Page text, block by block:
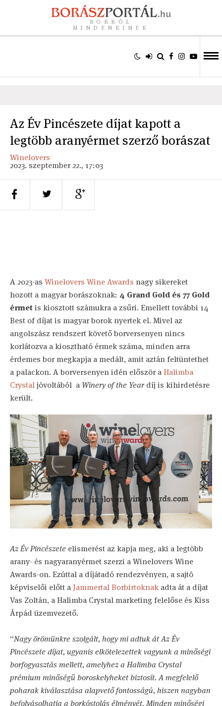
BORRÓL
MINDENKINEK
Az Év Pincészete díjat kapott a
legtöbb aranyérmet szerző borászat
Winelovers
2023. szeptember 22., 17:03
A 2023-as Winelovers Wine Awards nagy sikereket
hozott a magyar borászoknak: 4 Grand Gold és 77 Gold
érmetis kiosztott számukra a zsűri. Emellett további 14
Best of díjat is magyar borok nyertek el. Mivel az
angolszász rendszert követő borversenyen nincs
korlátozva a kiosztható érmek száma, minden arra
érdemes bor megkapja a medált, amit aztán feltüntethet
a palackon. A borversenyen idén először aHalimba
Crystaljóvoltából a Winery of the Year díj is kihirdetésre
került.
Az Év Pincészete elismerést az kapja meg, aki a legtöbb
arany- és nagyaranyérmet szerzi a Winelovers Wine
Awards-on. Ezúttal a díjátadó rendezvényen, a sajtó
képviselői előtt aJammertal Borbirtoknak adta át a díjat
Vas Zoltán, a Halimba Crystal marketing felelőse és Kiss
Árpád üzemvezető.
“Nagy örömünkre szolgált, hogy mi adtuk át Az Év
Pincészete díjat, ugyanis elkötelezettek vagyunk a minőségi
borfogyasztás mellett, amelyhez a Halimba Crystal
prémium minőségű boroskelyheket biztosít. A megfelelő
poharak kiválasztása alapvető fontosságú, hiszen nagyban
befolyásolhatja a borkóstolás élményét. Minden minőségi